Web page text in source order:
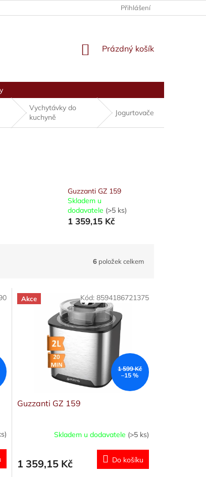
ÚDAJŮ Přihlášení
NÁKUPNÍ
Prázdný košík
Vychytávky do
kuchyně
Jogurtovače
Guzzanti GZ 159
Skladem u
dodavatele (>5 ks)
1 359,15 Kč
6 položek celkem
Akce
1 599 Kč
–15 %
Guzzanti GZ 159
Skladem u dodavatele (>5 ks)
1 359,15 Kč Do košíku
Kód: 8594186721375